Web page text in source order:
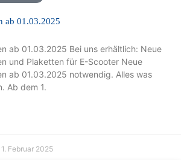
ab 01.03.2025
ab 01.03.2025 Bei uns erhältlich: Neue
und Plaketten für E-Scooter Neue
ab 01.03.2025 notwendig. Alles was
Ab dem 1.
Februar 2025